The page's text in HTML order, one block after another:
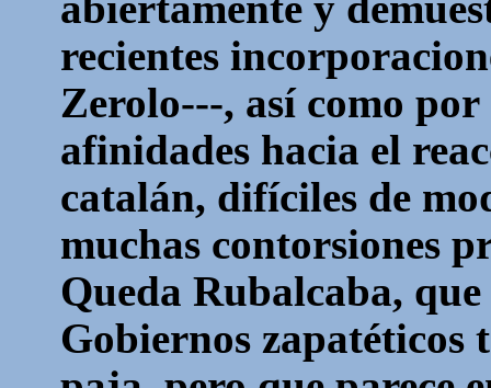
recientes
Zerolo---, así como
afinidades hacia el
catalán, difíciles de
muchas contorsiones
Queda Rubalcaba,
Gobiernos zapatéticos